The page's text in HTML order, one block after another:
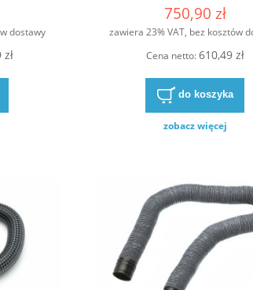
dostawy
750,90 zł
zawiera 23% VAT, bez kosztów
Cena netto:610,49 zł
do koszyka
zobacz więcej